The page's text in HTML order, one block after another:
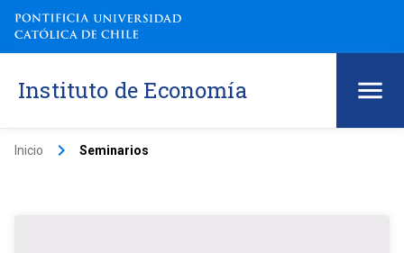
Instituto de Economía
Inicio keyboard_arrow_right Seminarios